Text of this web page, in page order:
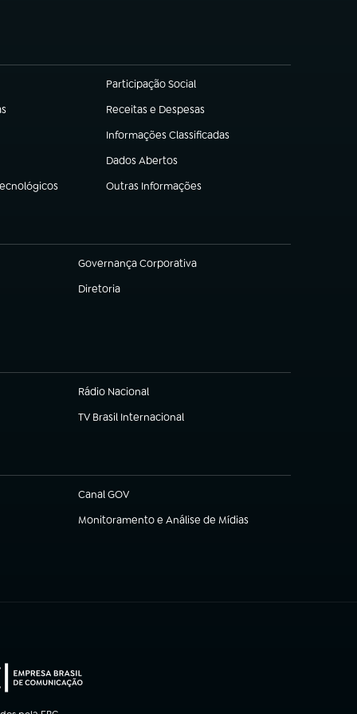
Participação Social
(abre em nova aba)
Receitas e Despesas
(abre em nova aba)
Informações Classificadas
(abre em nova aba)
Dados Abertos
(abre em nova aba)
Outras Informações
(abre em nova aba)
Governança Corporativa
(abre em nova aba)
Diretoria
(abre em nova aba)
Rádio Nacional
TV Brasil Internacional
(abre em nova aba)
Canal GOV
(abre em nova aba)
Monitoramento e Análise de Mídias
(abre em nova aba)